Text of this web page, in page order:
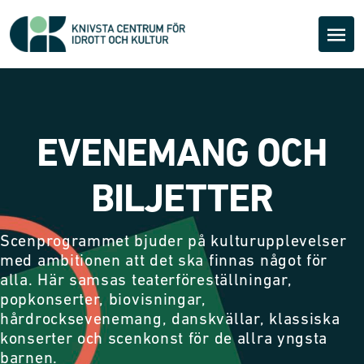
EVENEMANG OCH
BILJETTER
Scenprogrammet bjuder på kulturupplevelser
med ambitionen att det ska finnas något för
alla. Här samsas teaterföreställningar,
popkonserter, biovisningar,
hårdrocksevenemang, danskvällar, klassiska
konserter och scenkonst för de allra yngsta
barnen.